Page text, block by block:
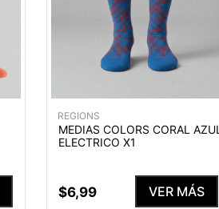
REGIONS
MEDIAS COLORS CORAL AZUL
ELECTRICO X1
$6,99 VER MÁS